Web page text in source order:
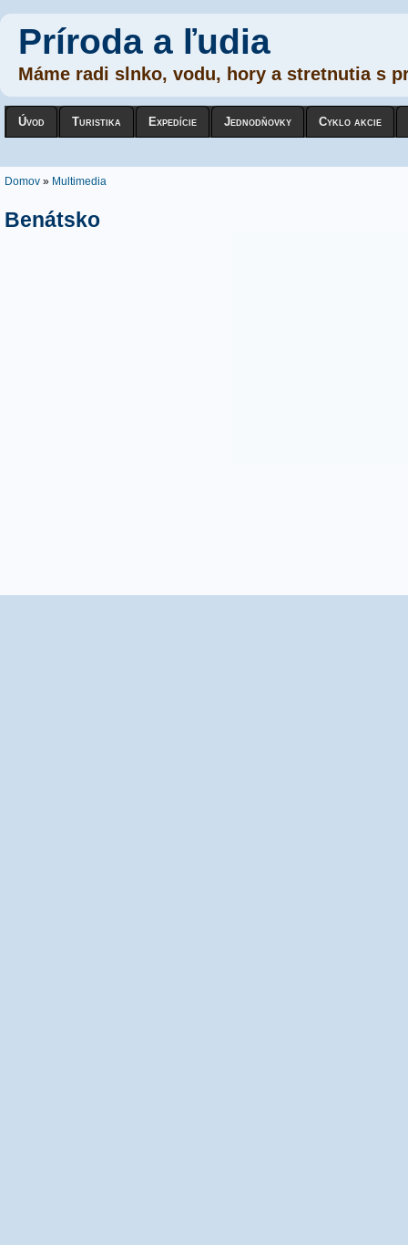
Príroda a ľudia
Máme radi slnko, vodu, hory a stretnutia s
Úvod Turistika Expedície Jednodňovky Cyklo akcie
Nachádzate sa tu
Domov » Multimedia
Benátsko